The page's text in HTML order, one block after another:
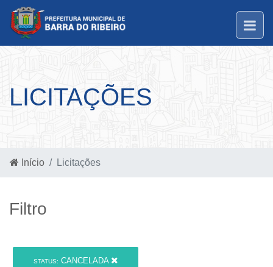
LICITAÇÕES
Início Licitações
Filtro
STATUS: CANCELADA